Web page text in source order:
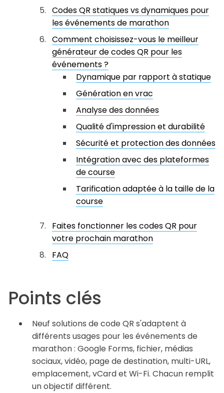
Codes QR statiques vs dynamiques pour
les événements de marathon
Comment choisissez-vous le meilleur
générateur de codes QR pour les
événements ?
Dynamique par rapport à statique
Génération en vrac
Analyse des données
Qualité d'impression et durabilité
Sécurité et protection des données
Intégration avec des plateformes
de course
Tarification adaptée à la taille de la
course
Faites fonctionner les codes QR pour
votre prochain marathon
FAQ
Points clés
Neuf solutions de code QR s'adaptent à
différents usages pour les événements de
marathon : Google Forms, fichier, médias
sociaux, vidéo, page de destination, multi-URL,
emplacement, vCard et Wi-Fi. Chacun remplit
un objectif différent.